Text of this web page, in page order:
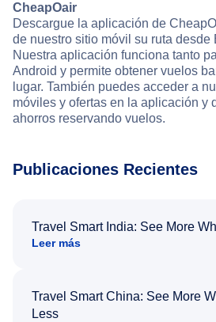
CheapOair
Descargue la aplicación de
de nuestro sitio móvil su ruta desde
Nuestra aplicación funciona tanto
Android y permite obtener vuelos
lugar. También puedes acceder a
móviles y ofertas en la aplicación y
ahorros reservando vuelos.
Publicaciones Recientes
Travel Smart India: See More
Leer más
Travel Smart China: See More
Less